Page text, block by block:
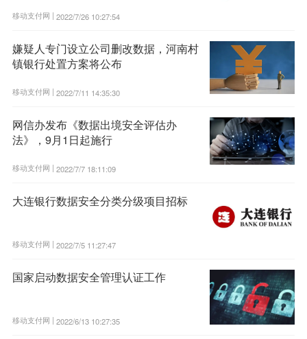
移动支付网 | 2022/7/26 10:27:54
嫌疑人专门设立公司删改数据，河南村
镇银行处置方案将公布
移动支付网 | 2022/7/11 14:35:30
网信办发布《数据出境安全评估办
法》，9月1日起施行
移动支付网 | 2022/7/7 18:11:09
大连银行数据安全分类分级项目招标
移动支付网 | 2022/7/5 11:27:47
国家启动数据安全管理认证工作
移动支付网 | 2022/6/13 10:27:35